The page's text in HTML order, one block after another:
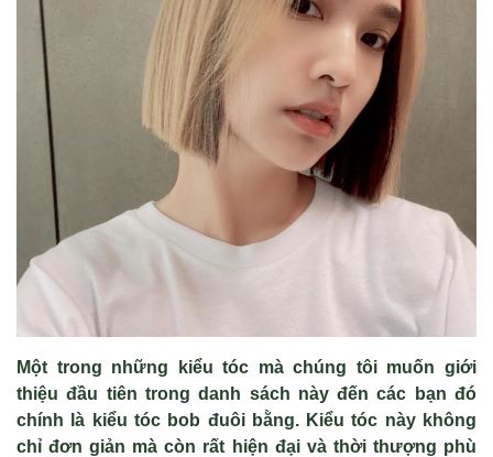
Một trong những kiểu tóc mà chúng tôi muốn giới
thiệu đầu tiên trong danh sách này đến các bạn đó
chính là kiểu tóc bob đuôi bằng. Kiểu tóc này không
chỉ đơn giản mà còn rất hiện đại và thời thượng phù